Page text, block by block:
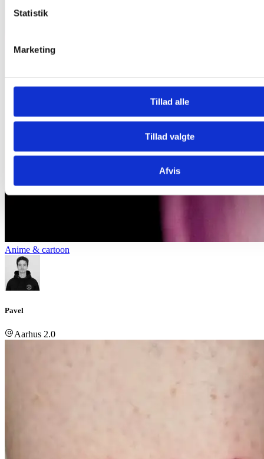
Statistik
Marketing
Tillad alle
Tillad valgte
Afvis
Anime & cartoon
Pavel
Aarhus 2.0